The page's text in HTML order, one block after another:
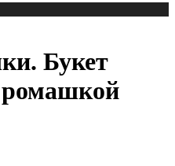
Букет
ромашкой